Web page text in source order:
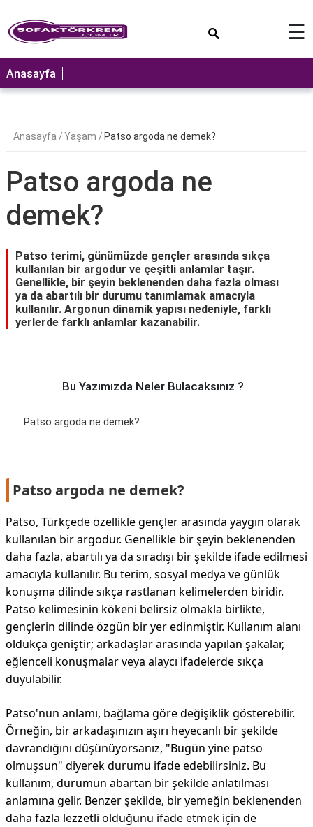
ANASAYFA
☰
Anasayfa
Anasayfa Yaşam Patso argoda ne demek?
Patso argoda ne
demek?
Patso terimi, günümüzde gençler arasında sıkça
kullanılan bir argodur ve çeşitli anlamlar taşır.
Genellikle, bir şeyin beklenenden daha fazla olması
ya da abartılı bir durumu tanımlamak amacıyla
kullanılır. Argonun dinamik yapısı nedeniyle, farklı
yerlerde farklı anlamlar kazanabilir.
Bu Yazımızda Neler Bulacaksınız ?
Patso argoda ne demek?
Patso argoda ne demek?
Patso, Türkçede özellikle gençler arasında yaygın olarak
kullanılan bir argodur. Genellikle bir şeyin beklenenden
daha fazla, abartılı ya da sıradışı bir şekilde ifade edilmesi
amacıyla kullanılır. Bu terim, sosyal medya ve günlük
konuşma dilinde sıkça rastlanan kelimelerden biridir.
Patso kelimesinin kökeni belirsiz olmakla birlikte,
gençlerin dilinde özgün bir yer edinmiştir. Kullanım alanı
oldukça geniştir; arkadaşlar arasında yapılan şakalar,
eğlenceli konuşmalar veya alaycı ifadelerde sıkça
duyulabilir.
Patso'nun anlamı, bağlama göre değişiklik gösterebilir.
Örneğin, bir arkadaşınızın aşırı heyecanlı bir şekilde
davrandığını düşünüyorsanız, "Bugün yine patso
olmuşsun" diyerek durumu ifade edebilirsiniz. Bu
kullanım, durumun abartan bir şekilde anlatılması
anlamına gelir. Benzer şekilde, bir yemeğin beklenenden
daha fazla lezzetli olduğunu ifade etmek için de